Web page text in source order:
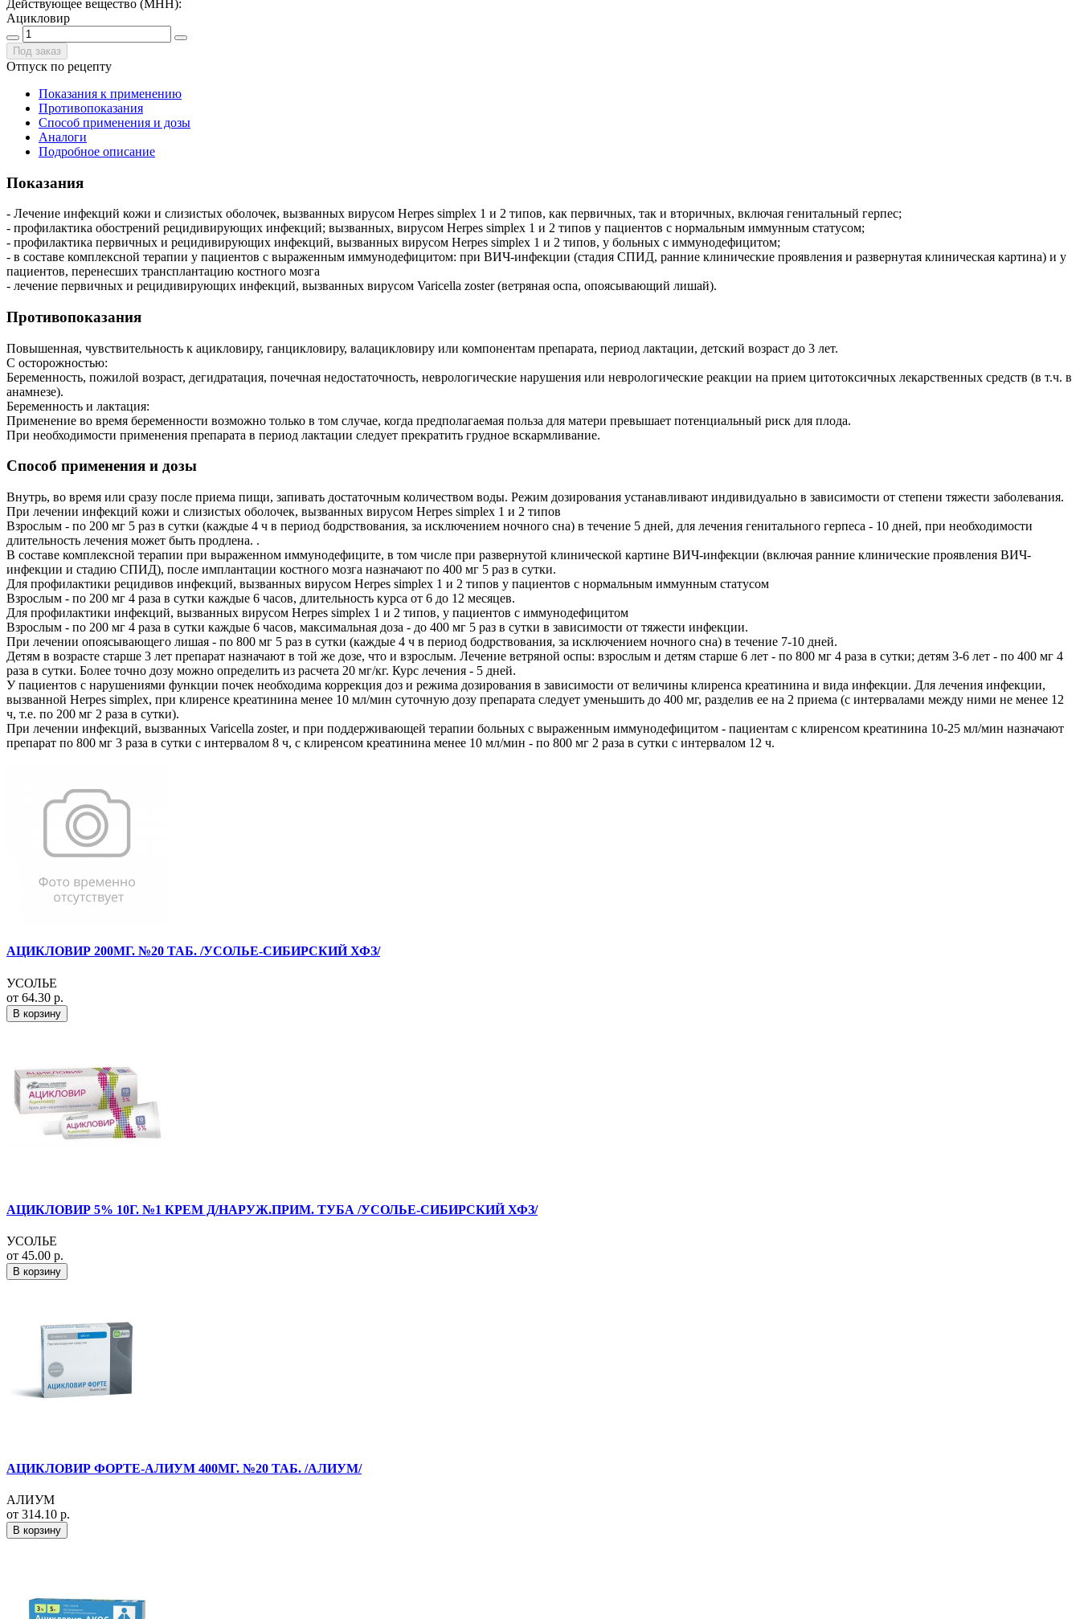
Действующее вещество (МНН):
Ацикловир
Под заказ
Отпуск по рецепту
Показания к применению
Противопоказания
Способ применения и дозы
Аналоги
Подробное описание
Показания
- Лечение инфекций кожи и слизистых оболочек, вызванных вирусом Herpes simplex 1 и 2 типов, как первичных, так и вторичных, включая генитальный герпес;
- профилактика обострений рецидивирующих инфекций; вызванных, вирусом Herpes simplex 1 и 2 типов у пациентов с нормальным иммунным статусом;
- профилактика первичных и рецидивирующих инфекций, вызванных вирусом Herpes simplex 1 и 2 типов, у больных с иммунодефицитом;
- в составе комплексной терапии у пациентов с выраженным иммунодефицитом: при ВИЧ-инфекции (стадия СПИД, ранние клинические проявления и развернутая клиническая картина) и у
пациентов, перенесших трансплантацию костного мозга
- лечение первичных и рецидивирующих инфекций, вызванных вирусом Varicella zoster (ветряная оспа, опоясывающий лишай).
Противопоказания
Повышенная, чувствительность к ацикловиру, ганцикловиру, валацикловиру или компо­нентам препарата, период лактации, детский возраст до 3 лет.
С осторожностью:
Беременность, пожилой возраст, дегидратация, почечная недостаточность, неврологиче­ские нарушения или неврологические реакции на прием цитотоксичных лекарственных средств (в т.ч. в
анамнезе).
Беременность и лактация:
Применение во время беременности возможно только в том случае, когда предполагаемая польза для матери превышает потенциальный риск для плода.
При необходимости применения препарата в период лактации следует прекратить грудное вскармливание.
Способ применения и дозы
Внутрь, во время или сразу после приема пищи, запивать достаточным количеством воды. Режим дозирования устанавливают индивидуально в зависимости от степени тяжести заболевания.
При лечении инфекций кожи и слизистых оболочек, вызванных вирусом Herpes simplex 1 и 2 типов
Взрослым - по 200 мг 5 раз в сутки (каждые 4 ч в период бодрствования, за исключением ночного сна) в течение 5 дней, для лечения генитального герпеса - 10 дней, при необходимости
длительность лечения может быть продлена. .
В составе комплексной терапии при выраженном иммунодефиците, в том числе при развернутой клинической картине ВИЧ-инфекции (включая ранние клинические проявления ВИЧ-
инфекции и стадию СПИД), после имплантации костного мозга назначают по 400 мг 5 раз в сутки.
Для профилактики рецидивов инфекций, вызванных вирусом Herpes simplex 1 и 2 типов у пациентов с нормальным иммунным статусом
Взрослым - по 200 мг 4 раза в сутки каждые 6 часов, длительность курса от 6 до 12 месяцев.
Для профилактики инфекций, вызванных вирусом Herpes simplex 1 и 2 типов, у пациентов с иммунодефицитом
Взрослым - по 200 мг 4 раза в сутки каждые 6 часов, максимальная доза - до 400 мг 5 раз в сутки в зависимости от тяжести инфекции.
При лечении опоясывающего лишая - по 800 мг 5 раз в сутки (каждые 4 ч в период бодр­ствования, за исключением ночного сна) в течение 7-10 дней.
Детям в возрасте старше 3 лет препарат назначают в той же дозе, что и взрослым. Лечение ветряной оспы: взрослым и детям старше 6 лет - по 800 мг 4 раза в сутки; детям 3-6 лет - по 400 мг 4
раза в сутки. Более точно дозу можно определить из расчета 20 мг/кг. Курс лечения - 5 дней.
У пациентов с нарушениями функции почек необходима коррекция доз и режима дозиро­вания в зависимости от величины клиренса креатинина и вида инфекции. Для лечения инфекции,
вызванной Herpes simplex, при клиренсе креатинина менее 10 мл/мин суточную дозу препарата следует уменьшить до 400 мг, разделив ее на 2 приема (с интервалами между ними не менее 12
ч, т.е. по 200 мг 2 раза в сутки).
При лечении инфекций, вызванных Varicella zoster, и при поддерживающей терапии больных с выраженным иммунодефицитом - пациентам с клиренсом креатинина 10-25 мл/мин назначают
препарат по 800 мг 3 раза в сутки с интервалом 8 ч, с клиренсом креатинина менее 10 мл/мин - по 800 мг 2 раза в сутки с интервалом 12 ч.
АЦИКЛОВИР 200МГ. №20 ТАБ. /УСОЛЬЕ-СИБИРСКИЙ ХФЗ/
УСОЛЬЕ
от 64.30 р.
В корзину
АЦИКЛОВИР 5% 10Г. №1 КРЕМ Д/НАРУЖ.ПРИМ. ТУБА /УСОЛЬЕ-СИБИРСКИЙ ХФЗ/
УСОЛЬЕ
от 45.00 р.
В корзину
АЦИКЛОВИР ФОРТЕ-АЛИУМ 400МГ. №20 ТАБ. /АЛИУМ/
АЛИУМ
от 314.10 р.
В корзину